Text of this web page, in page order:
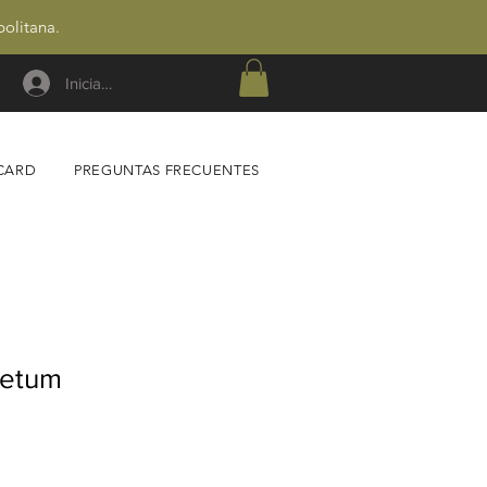
Iniciar sesión
PREGUNTAS FRECUENTES